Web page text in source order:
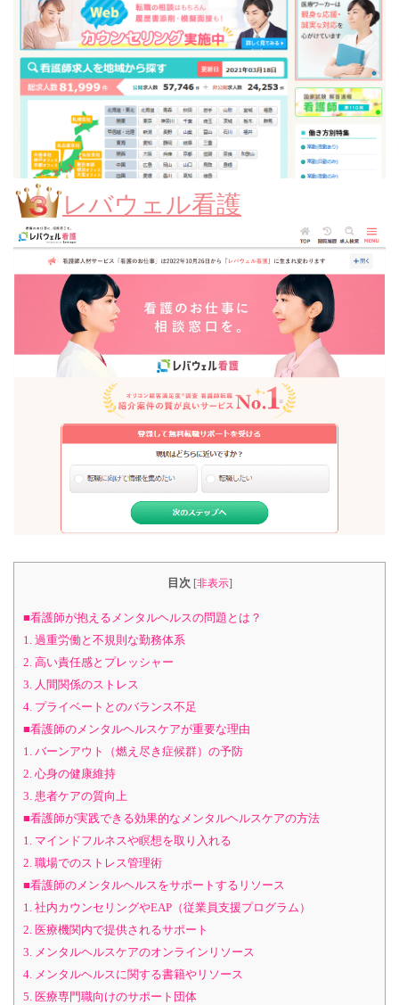
レバウェル看護
目次 [非表示]
■看護師が抱えるメンタルヘルスの問題とは？
1. 過重労働と不規則な勤務体系
2. 高い責任感とプレッシャー
3. 人間関係のストレス
4. プライベートとのバランス不足
■看護師のメンタルヘルスケアが重要な理由
1. バーンアウト（燃え尽き症候群）の予防
2. 心身の健康維持
3. 患者ケアの質向上
■看護師が実践できる効果的なメンタルヘルスケアの方法
1. マインドフルネスや瞑想を取り入れる
2. 職場でのストレス管理術
■看護師のメンタルヘルスをサポートするリソース
1. 社内カウンセリングやEAP（従業員支援プログラム）
2. 医療機関内で提供されるサポート
3. メンタルヘルスケアのオンラインリソース
4. メンタルヘルスに関する書籍やリソース
5. 医療専門職向けのサポート団体